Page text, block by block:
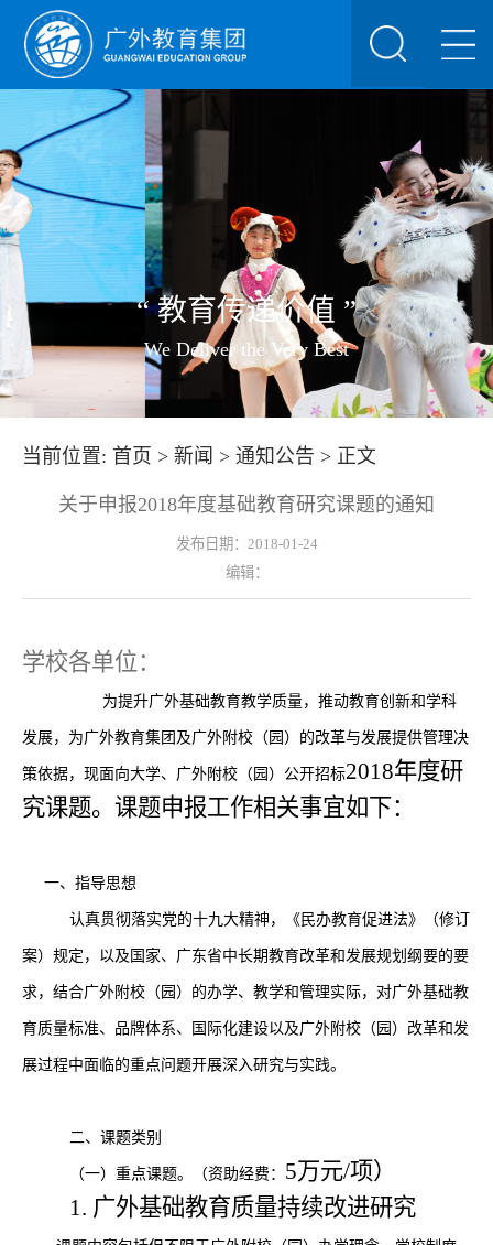
“ 教育传递价值 ”
We Deliver the Very Best
当前位置: 首页 > 新闻 > 通知公告 > 正文
关于申报2018年度基础教育研究课题的通知
发布日期：2018-01-24
编辑：
学校各单位：
为提升广外基础教育教学质量，推动教育创新和学科
发展，为广外教育集团及广外附校（园）的改革与发展提供管理决
策依据，现面向大学、广外附校（园）公开招标2018年度研
究课题。课题申报工作相关事宜如下：
一、指导思想
认真贯彻落实党的十九大精神，《民办教育促进法》（修订
案）规定，以及国家、广东省中长期教育改革和发展规划纲要的要
求，结合广外附校（园）的办学、教学和管理实际，对广外基础教
育质量标准、品牌体系、国际化建设以及广外附校（园）改革和发
展过程中面临的重点问题开展深入研究与实践。
二、课题类别
（一）重点课题。（资助经费： 5万元/项）
1. 广外基础教育质量持续改进研究